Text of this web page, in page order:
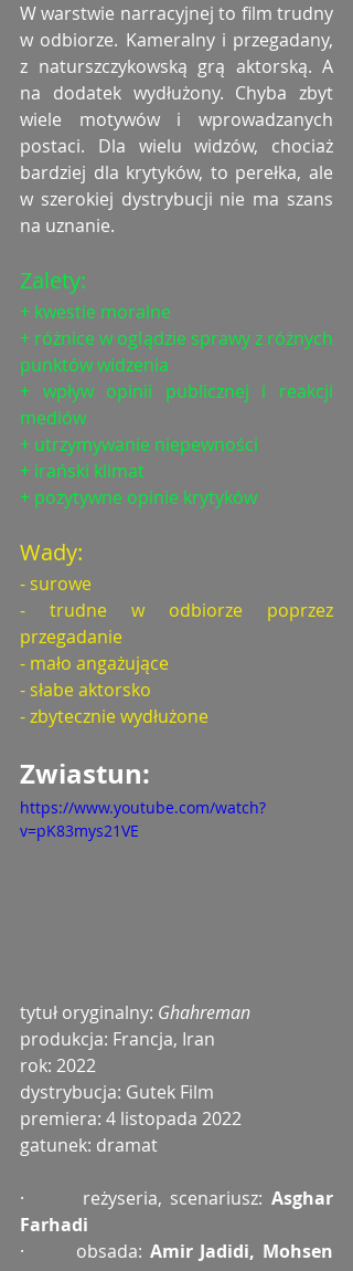
W warstwie narracyjnej to film trudny
w odbiorze. Kameralny i przegadany,
z naturszczykowską grą aktorską. A
na dodatek wydłużony. Chyba zbyt
wiele motywów i wprowadzanych
postaci. Dla wielu widzów, chociaż
bardziej dla krytyków, to perełka, ale
w szerokiej dystrybucji nie ma szans
na uznanie.
Zalety:
+ kwestie moralne
+ różnice w oglądzie sprawy z różnych
punktów widzenia
+ wpływ opinii publicznej i reakcji
mediów
+ utrzymywanie niepewności
+ irański klimat
+ pozytywne opinie krytyków
Wady:
- surowe
- trudne w odbiorze poprzez
przegadanie
- mało angażujące
- słabe aktorsko
- zbytecznie wydłużone
Zwiastun:
https://www.youtube.com/watch?
v=pK83mys21VE
tytuł oryginalny: Ghahreman
produkcja: Francja, Iran
rok: 2022
dystrybucja: Gutek Film
premiera: 4 listopada 2022
gatunek: dramat
·       reżyseria, scenariusz: Asghar
Farhadi
·       obsada: Amir Jadidi, Mohsen